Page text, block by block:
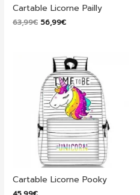
Cartable Licorne Pailly
63,99€ Le
63,99€.
56,99€Le
56,99€.
Cartable Licorne Pooky